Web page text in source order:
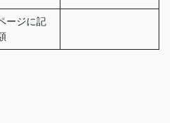
ージに記